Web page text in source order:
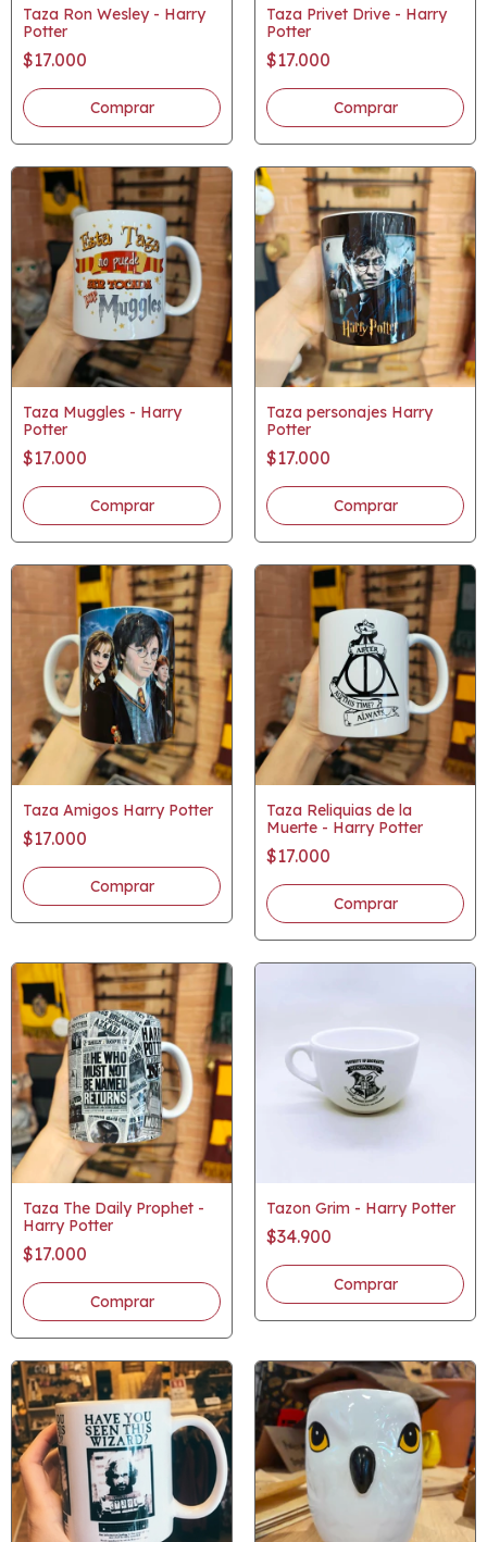
Taza Ron Wesley - Harry
Potter
$17.000
Taza Privet Drive - Harry
Potter
$17.000
Taza Muggles - Harry
Potter
$17.000
Taza personajes Harry
Potter
$17.000
Taza Amigos Harry Potter
$17.000
Taza Reliquias de la
Muerte - Harry Potter
$17.000
Taza The Daily Prophet -
Harry Potter
$17.000
Tazon Grim - Harry Potter
$34.900